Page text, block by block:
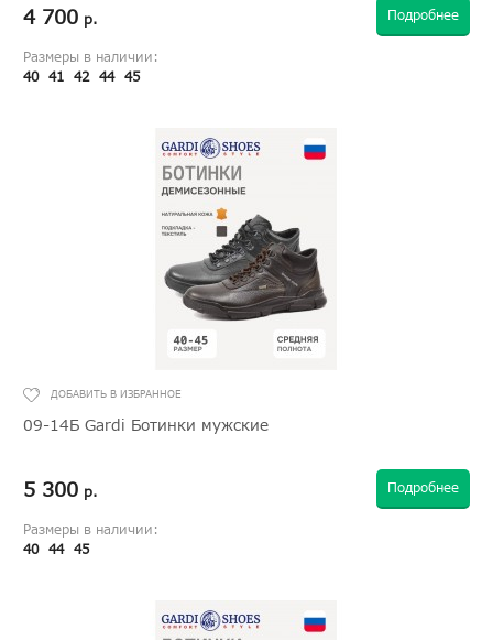
4 700 р. Подробнее
Размеры в наличии:
40 41 42 44 45
09-14Б Gardi Ботинки мужские
5 300 р. Подробнее
Размеры в наличии:
40 44 45